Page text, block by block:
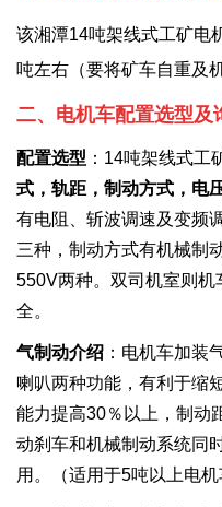
该湘潭14吨架线式工矿电
吨左右（要将矿车自重及
二、电机车配置选型及
配置选型 ：14吨架线式工
式，轨距，制动方式，电
有电阻、斩波调速及变频
三种，制动方式有机械制
550V两种。 双司机室则机
全。
气制动介绍 ： 电机车加装
喇叭两种功能，有利于缩
能力提高30％以上，制动
动刹车和机械制动系统同
用。
（适用于5吨以上电机